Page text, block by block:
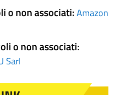
o non associati:Amazon
o non associati:
Sarl